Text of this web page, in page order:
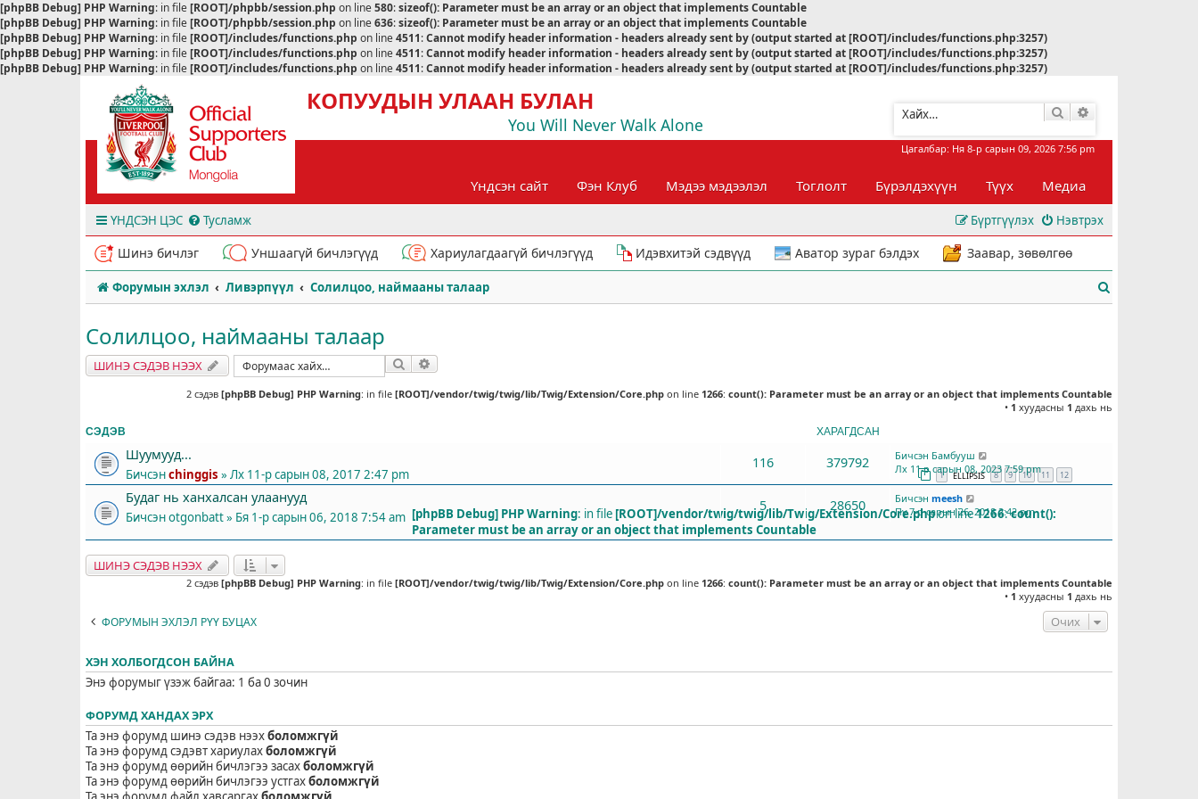
[phpBB Debug] PHP Warning: in file[ROOT]/phpbb/session.php on line580:sizeof(): Parameter must be an array or an object that implements Countable
[phpBB Debug] PHP Warning: in file[ROOT]/phpbb/session.php on line636:sizeof(): Parameter must be an array or an object that implements Countable
[phpBB Debug] PHP Warning: in file[ROOT]/includes/functions.php on line4511:Cannot modify header information - headers already sent by (output started at [ROOT]/includes/functions.php:3257)
[phpBB Debug] PHP Warning: in file[ROOT]/includes/functions.php on line4511:Cannot modify header information - headers already sent by (output started at [ROOT]/includes/functions.php:3257)
[phpBB Debug] PHP Warning: in file[ROOT]/includes/functions.php on line4511:Cannot modify header information - headers already sent by (output started at [ROOT]/includes/functions.php:3257)
КОПУУДЫН УЛААН БУЛАН
You Will Never Walk Alone
Хайлт
Цагалбар: Ня 8-р сарын 09, 2026 7:56 pm
Үндсэн сайт Фэн Клуб Мэдээ мэдээлэл Тоглолт Бүрэлдэхүүн Түүх Медиа
ҮНДСЭН ЦЭС Тусламж Нэвтрэх
Бүртгүүлэх
Шинэ бичлэг Уншаагүй бичлэгүүд Хариулагдаагүй бичлэгүүд Идэвхитэй сэдвүүд Аватор зураг бэлдэх Заавар, зөвөлгөө
Форумын эхлэл Ливэрпүүл Солилцоо, наймааны талаар
Солилцоо, наймааны талаар
ШИНЭ СЭДЭВ НЭЭХ Хайлт
2 сэдэв [phpBB Debug] PHP Warning: in file [ROOT]/vendor/twig/twig/lib/Twig/Extension/Core.php on line 1266: count(): Parameter must be an array or an object that implements Countable
• 1 хуудасны 1 дахь нь
СЭДЭВ ХАРАГДСАН
Шуумууд...
Бичсэнchinggis » Лх 11-р сарын 08, 2017 2:47 pm 1 ELLIPSIS 8 9 10 11 12
116 379792 Бичсэн Бамбууш
Лх 11-р сарын 08, 2023 7:59 pm
Будаг нь ханхалсан улаанууд
Бичсэнotgonbatt» Бя 1-р сарын 06, 2018 7:54 am [phpBB Debug] PHP Warning: in file [ROOT]/vendor/twig/twig/lib/Twig/Extension/Core.phpon line1266:count():
Parameter must be an array or an object that implements Countable
5 28650 Бичсэн meesh
Пү 7-р сарын 26, 2018 2:42 pm
ШИНЭ СЭДЭВ НЭЭХ
2 сэдэв [phpBB Debug] PHP Warning: in file [ROOT]/vendor/twig/twig/lib/Twig/Extension/Core.php on line 1266: count(): Parameter must be an array or an object that implements Countable
• 1 хуудасны 1 дахь нь
ФОРУМЫН ЭХЛЭЛ РҮҮ БУЦАХ Очих
ХЭН ХОЛБОГДСОН БАЙНА
Энэ форумыг үзэж байгаа: 1 ба 0 зочин
ФОРУМД ХАНДАХ ЭРХ
Та энэ форумд шинэ сэдэв нээхболомжгүй
Та энэ форумд сэдэвт хариулахболомжгүй
Та энэ форумд өөрийн бичлэгээ засахболомжгүй
Та энэ форумд өөрийн бичлэгээ устгахболомжгүй